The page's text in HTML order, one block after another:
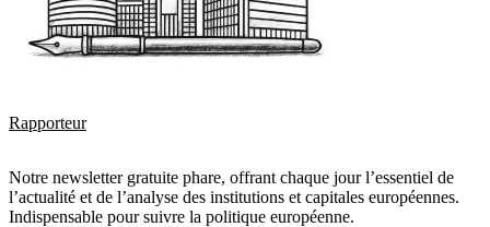
Rapporteur
Notre newsletter gratuite phare, offrant chaque jour l’essentiel de
l’actualité et de l’analyse des institutions et capitales européennes.
Indispensable pour suivre la politique européenne.